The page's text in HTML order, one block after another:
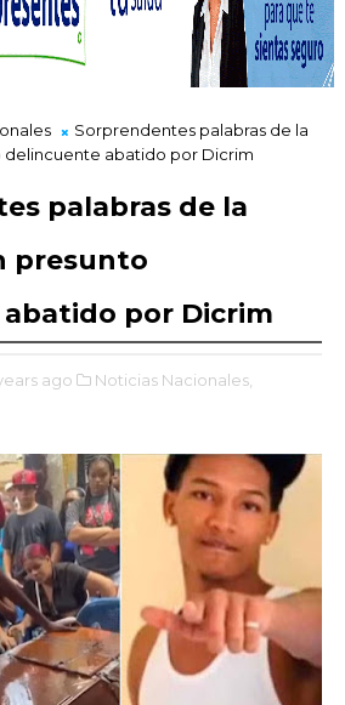
Sorprendentes palabras de la
delincuente abatido por Dicrim
palabras de la
presunto
por Dicrim
ago Noticias Nacionales,